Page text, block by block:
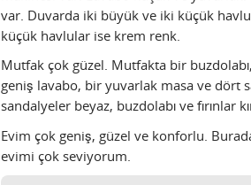
var. Duvarda iki büyük ve iki küçük
küçük havlular ise krem renk.
Mutfak çok güzel. Mutfakta bir
geniş lavabo, bir yuvarlak masa ve dört
sandalyeler beyaz, buzdolabı ve fırınlar
Evim çok geniş, güzel ve konforlu.
evimi çok seviyorum.